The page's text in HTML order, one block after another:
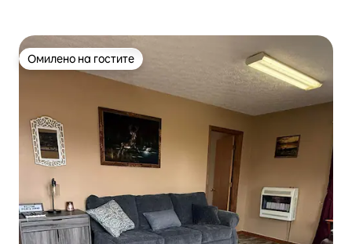
Омилено на гостите
Омилено на гостите